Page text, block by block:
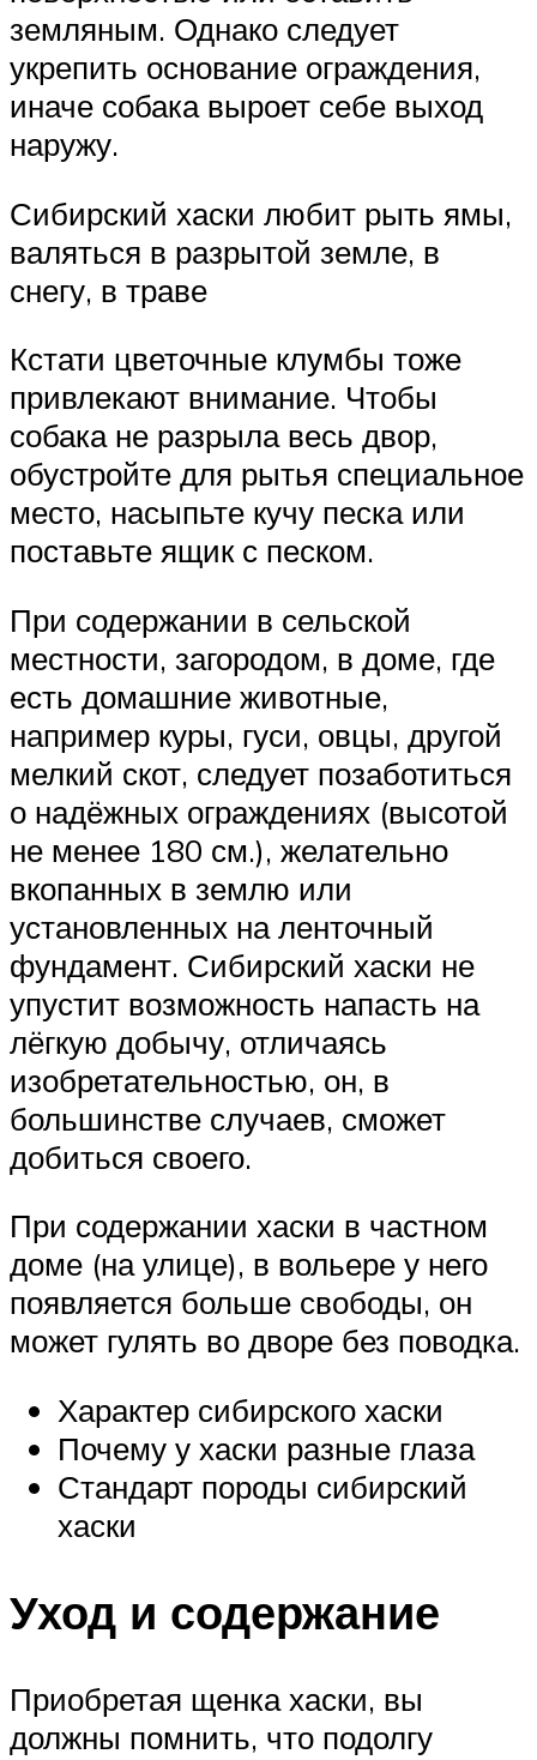
земляным. Однако следует
укрепить основание ограждения,
иначе собака выроет себе выход
наружу.
Сибирский хаски любит рыть ямы,
валяться в разрытой земле, в
снегу, в траве
Кстати цветочные клумбы тоже
привлекают внимание. Чтобы
собака не разрыла весь двор,
обустройте для рытья специальное
место, насыпьте кучу песка или
поставьте ящик с песком.
При содержании в сельской
местности, загородом, в доме, где
есть домашние животные,
например куры, гуси, овцы, другой
мелкий скот, следует позаботиться
о надёжных ограждениях (высотой
не менее 180 см.), желательно
вкопанных в землю или
установленных на ленточный
фундамент. Сибирский хаски не
упустит возможность напасть на
лёгкую добычу, отличаясь
изобретательностью, он, в
большинстве случаев, сможет
добиться своего.
При содержании хаски в частном
доме (на улице), в вольере у него
появляется больше свободы, он
может гулять во дворе без поводка.
Характер сибирского хаски
Почему у хаски разные глаза
Стандарт породы сибирский
хаски
Уход и содержание
Приобретая щенка хаски, вы
должны помнить, что подолгу